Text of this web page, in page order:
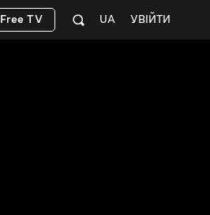
УВІЙТИ
UA
Free TV